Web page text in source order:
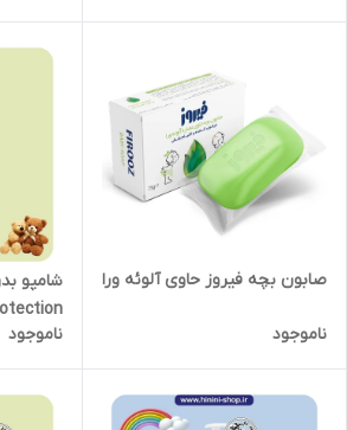
صابون بچه فیروز حاوی آلوئه ورا
ناموجود
شامپو
ناموجود